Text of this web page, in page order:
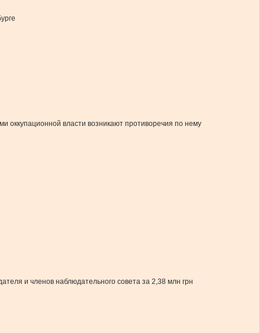
оккупационной власти возникают противоречия по нему
и членов наблюдательного совета за 2,38 млн грн